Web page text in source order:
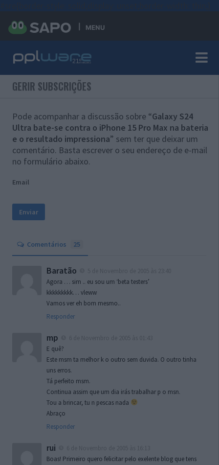
MENU
GERIR SUBSCRIÇÕES
Pode acompanhar a discussão sobre “Galaxy S24
Ultra bate-se contra o iPhone 15 Pro Max na bateria
e o resultado impressiona” sem ter que deixar um
comentário. Basta escrever o seu endereço de e-mail
no formulário abaixo.
Email
Comentários 25
Baratão
Agora … sim .. eu sou um ‘beta testers’
kkkkkkkkk… vleww
Vamos ver eh bom mesmo..
Responder
mp
E quê?
Este msm ta melhor k o outro sem duvida. O outro tinha
uns erros.
Tá perfeito msm.
Continua assim que um dia irás trabalhar p o msn.
Tou a brincar, tu n pescas nada
Abraço
Responder
rui
Boas! Primeiro quero felicitar pelo exelente blog que tens